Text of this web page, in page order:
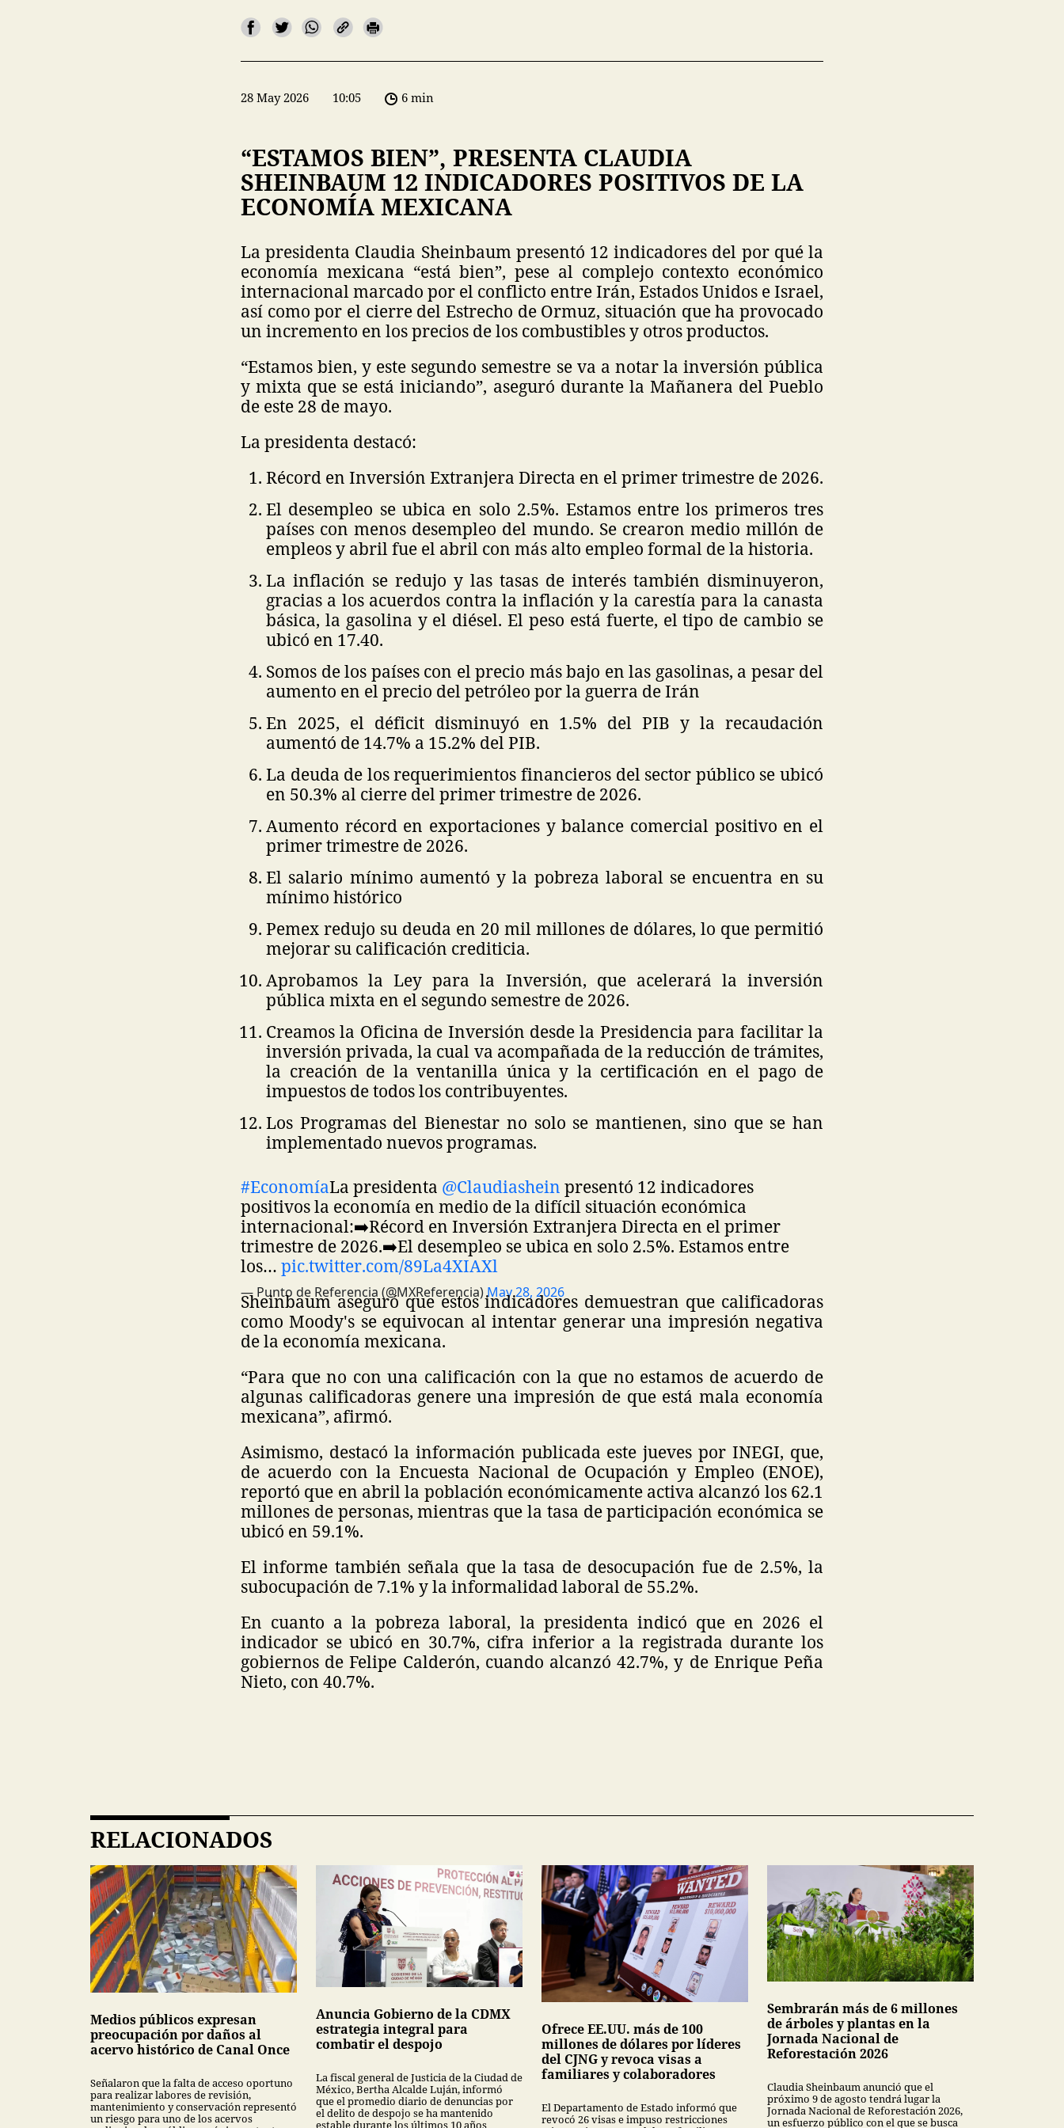
28 May 2026 10:05 6 min
“ESTAMOS BIEN”, PRESENTA CLAUDIA
SHEINBAUM 12 INDICADORES POSITIVOS DE LA
ECONOMÍA MEXICANA
La presidenta Claudia Sheinbaum presentó 12 indicadores del por qué la
economía mexicana “está bien”, pese al complejo contexto económico
internacional marcado por el conflicto entre Irán, Estados Unidos e Israel,
así como por el cierre del Estrecho de Ormuz, situación que ha provocado
un incremento en los precios de los combustibles y otros productos.
“Estamos bien, y este segundo semestre se va a notar la inversión pública
y mixta que se está iniciando”, aseguró durante la Mañanera del Pueblo
de este 28 de mayo.
La presidenta destacó:
Récord en Inversión Extranjera Directa en el primer trimestre de 2026.
El desempleo se ubica en solo 2.5%. Estamos entre los primeros tres
países con menos desempleo del mundo. Se crearon medio millón de
empleos y abril fue el abril con más alto empleo formal de la historia.
La inflación se redujo y las tasas de interés también disminuyeron,
gracias a los acuerdos contra la inflación y la carestía para la canasta
básica, la gasolina y el diésel. El peso está fuerte, el tipo de cambio se
ubicó en 17.40.
Somos de los países con el precio más bajo en las gasolinas, a pesar del
aumento en el precio del petróleo por la guerra de Irán
En 2025, el déficit disminuyó en 1.5% del PIB y la recaudación
aumentó de 14.7% a 15.2% del PIB.
La deuda de los requerimientos financieros del sector público se ubicó
en 50.3% al cierre del primer trimestre de 2026.
Aumento récord en exportaciones y balance comercial positivo en el
primer trimestre de 2026.
El salario mínimo aumentó y la pobreza laboral se encuentra en su
mínimo histórico
Pemex redujo su deuda en 20 mil millones de dólares, lo que permitió
mejorar su calificación crediticia.
Aprobamos la Ley para la Inversión, que acelerará la inversión
pública mixta en el segundo semestre de 2026.
Creamos la Oficina de Inversión desde la Presidencia para facilitar la
inversión privada, la cual va acompañada de la reducción de trámites,
la creación de la ventanilla única y la certificación en el pago de
impuestos de todos los contribuyentes.
Los Programas del Bienestar no solo se mantienen, sino que se han
implementado nuevos programas.
#EconomíaLa presidenta @Claudiashein presentó 12 indicadores
positivos la economía en medio de la difícil situación económica
internacional:➡️Récord en Inversión Extranjera Directa en el primer
trimestre de 2026.➡️El desempleo se ubica en solo 2.5%. Estamos entre
los… pic.twitter.com/89La4XIAXl
— Punto de Referencia (@MXReferencia)May 28, 2026
Sheinbaum aseguró que estos indicadores demuestran que calificadoras
como Moody's se equivocan al intentar generar una impresión negativa
de la economía mexicana.
“Para que no con una calificación con la que no estamos de acuerdo de
algunas calificadoras genere una impresión de que está mala economía
mexicana”, afirmó.
Asimismo, destacó la información publicada este jueves por INEGI, que,
de acuerdo con la Encuesta Nacional de Ocupación y Empleo (ENOE),
reportó que en abril la población económicamente activa alcanzó los 62.1
millones de personas, mientras que la tasa de participación económica se
ubicó en 59.1%.
El informe también señala que la tasa de desocupación fue de 2.5%, la
subocupación de 7.1% y la informalidad laboral de 55.2%.
En cuanto a la pobreza laboral, la presidenta indicó que en 2026 el
indicador se ubicó en 30.7%, cifra inferior a la registrada durante los
gobiernos de Felipe Calderón, cuando alcanzó 42.7%, y de Enrique Peña
Nieto, con 40.7%.
RELACIONADOS
Medios públicos expresan
preocupación por daños al
acervo histórico de Canal Once
Señalaron que la falta de acceso oportuno
para realizar labores de revisión,
mantenimiento y conservación representó
un riesgo para uno de los acervos
Anuncia Gobierno de la CDMX
estrategia integral para
combatir el despojo
La fiscal general de Justicia de la Ciudad de
México, Bertha Alcalde Luján, informó
que el promedio diario de denuncias por
el delito de despojo se ha mantenido
estable durante los últimos 10 años
Ofrece EE.UU. más de 100
millones de dólares por líderes
del CJNG y revoca visas a
familiares y colaboradores
El Departamento de Estado informó que
revocó 26 visas e impuso restricciones
Sembrarán más de 6 millones
de árboles y plantas en la
Jornada Nacional de
Reforestación 2026
Claudia Sheinbaum anunció que el
próximo 9 de agosto tendrá lugar la
Jornada Nacional de Reforestación 2026,
un esfuerzo público con el que se busca